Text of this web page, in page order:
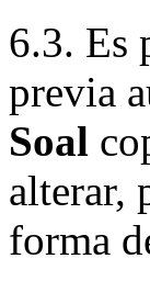
6.3. Es
previa
Soal
alterar,
forma